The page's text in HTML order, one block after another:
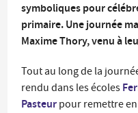
symboliques pour
primaire. Une journée
Maxime Thory, venu à
Tout au long de la
rendu dans les écoles
Pasteur pour remettre